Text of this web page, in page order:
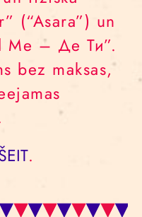
(“Asara”) un
Me – Де Ти”.
bez maksas,
.